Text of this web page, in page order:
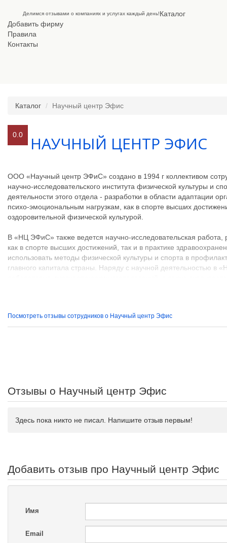
Делимся отзывами о компаниях и услугах каждый день!Каталог
Добавить фирму
Правила
Контакты
Каталог Научный центр Эфис
0.0 НАУЧНЫЙ ЦЕНТР ЭФИС
ООО «Научный центр ЭФиС» создано в 1994 г коллективом
научно-исследовательского института физической культуры и
деятельности этого отдела - разработки в области адаптации
психо-эмоциональным нагрузкам, как в спорте высших
оздоровительной физической культурой.
В «НЦ ЭФиС» также ведется научно-исследовательская работа,
как в спорте высших достижений, так и в практике
использовать методы физической культуры и спорта в
главного капитала страны. Наряду с научной деятельностью в
соответствующие сертификаты. К профессионализму
предъявлялись очень жесткие требования, так как отбор
Посмотреть отзывы сотрудников о Научный центр Эфис
Отзывы о Научный центр Эфис
Здесь пока никто не писал. Напишите отзыв первым!
Добавить отзыв про Научный центр Эфис
Имя
Email